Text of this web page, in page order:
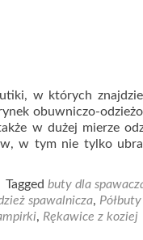
w których
obuwniczo-
w dużej mierze
w tym nie tylko
Tagged buty dla
spawalnicza, Półbuty
, Rękawice z koziej